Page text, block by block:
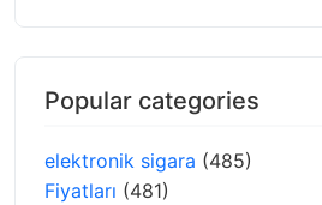
Popular categories
elektronik sigara (485)
Fiyatları (481)